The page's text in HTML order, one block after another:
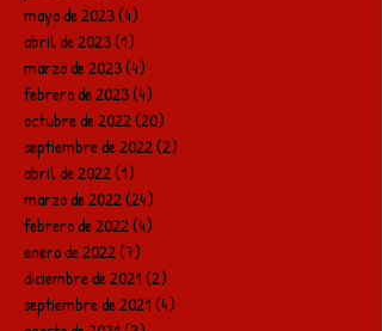
mayo de 2023(4)
abril de 2023(1)
marzo de 2023(4)
febrero de 2023(4)
octubre de 2022(20)
septiembre de 2022(2)
abril de 2022(1)
marzo de 2022(24)
febrero de 2022(4)
enero de 2022(7)
diciembre de 2021(2)
septiembre de 2021(4)